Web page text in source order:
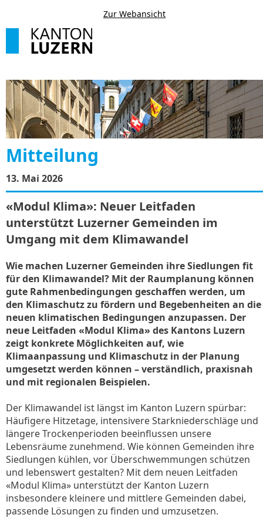
Zur Webansicht
Mitteilung
13. Mai 2026
«Modul Klima»: Neuer Leitfaden
unterstützt Luzerner Gemeinden im
Umgang mit dem Klimawandel
Wie machen Luzerner Gemeinden ihre Siedlungen fit
für den Klimawandel? Mit der Raumplanung können
gute Rahmenbedingungen geschaffen werden, um
den Klimaschutz zu fördern und Begebenheiten an die
neuen klimatischen Bedingungen anzupassen. Der
neue Leitfaden «Modul Klima» des Kantons Luzern
zeigt konkrete Möglichkeiten auf, wie
Klimaanpassung und Klimaschutz in der Planung
umgesetzt werden können – verständlich, praxisnah
und mit regionalen Beispielen.
Der Klimawandel ist längst im Kanton Luzern spürbar:
Häufigere Hitzetage, intensivere Starkniederschläge und
längere Trockenperioden beeinflussen unsere
Lebensräume zunehmend. Wie können Gemeinden ihre
Siedlungen kühlen, vor Überschwemmungen schützen
und lebenswert gestalten? Mit dem neuen Leitfaden
«Modul Klima» unterstützt der Kanton Luzern
insbesondere kleinere und mittlere Gemeinden dabei,
passende Lösungen zu finden und umzusetzen.